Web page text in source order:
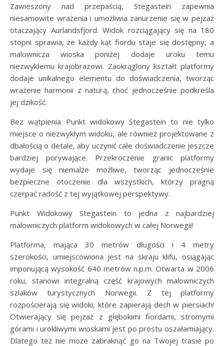
Zawieszony nad przepaścią, Stegastein zapewnia
niesamowite wrażenia i umożliwia zanurzenie się w pejzaż
otaczający Aurlandsfjord. Widok rozciągający się na 180
stopni sprawia, że każdy kąt fiordu staje się dostępny, a
malownicza wioska poniżej dodaje uroku temu
niezwykłemu krajobrazowi. Zaokrąglony kształt platformy
dodaje unikalnego elementu do doświadczenia, tworząc
wrażenie harmonii z naturą, choć jednocześnie podkreśla
jej dzikość.
Bez wątpienia Punkt widokowy Stegastein to nie tylko
miejsce o niezwykłym widoku, ale również projektowane z
dbałością o detale, aby uczynić całe doświadczenie jeszcze
bardziej porywające. Przekroczenie granic platformy
wydaje się niemalże możliwe, tworząc jednocześnie
bezpieczne otoczenie dla wszystkich, którzy pragną
czerpać radość z tej wyjątkowej perspektywy.
Punkt Widokowy Stegastein to jedna z najbardziej
malowniczych platform widokowych w całej Norwegii!
Platforma, mająca 30 metrów długości i 4 metry
szerokości, umiejscowiona jest na skraju klifu, osiągając
imponującą wysokość 640 metrów n.p.m. Otwarta w 2006
roku, stanowi integralną część krajowych malowniczych
szlaków turystycznych Norwegii. Z tej platformy
rozpościerają się widoki, które zapierają dech w piersiach!
Otwierający się pejzaż z głębokimi fiordami, stromymi
górami i urokliwymi wioskami jest po prostu oszałamiający.
Dlatego też nie może zabraknąć go na Twojej trasie po